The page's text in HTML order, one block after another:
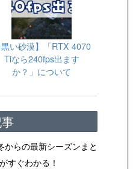
黒い砂漠】「RTX 4070
Tiなら240fps出ます
か？」について
からの最新シーズンまと
すぐわかる！